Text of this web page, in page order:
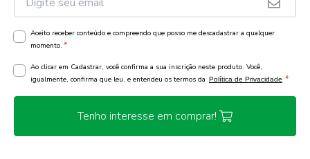
Aceito receber conteúdo e compreendo que posso me descadastrar a qualquer
momento. *
Ao clicar em Cadastrar, você confirma a sua inscrição neste produto. Você,
igualmente, confirma que leu, e entendeu os termos da Política de Privacidade *
Tenho interesse em comprar!